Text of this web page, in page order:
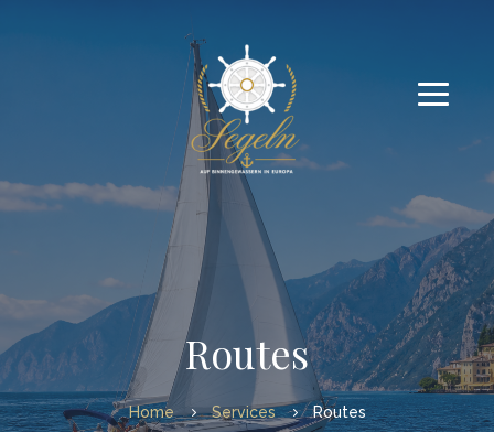
Routes
Home Services Routes